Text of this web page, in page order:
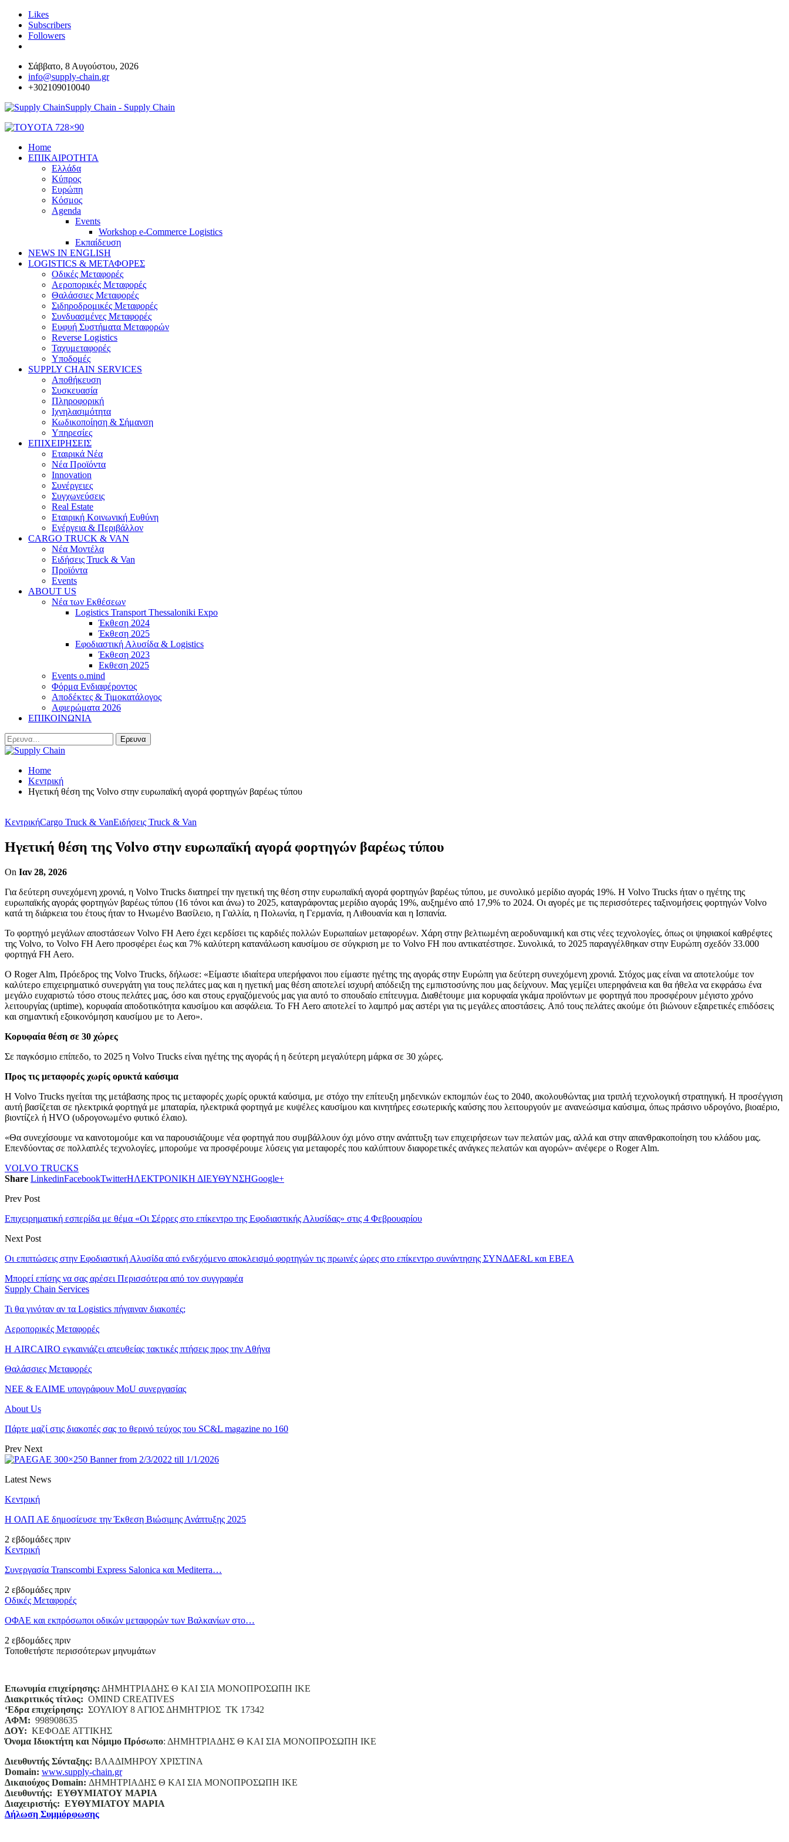
Likes
Subscribers
Followers
Σάββατο, 8 Αυγούστου, 2026
info@supply-chain.gr
+302109010040
Supply Chain - Supply Chain
Home
ΕΠΙΚΑΙΡΟΤΗΤΑ
Ελλάδα
Κύπρος
Ευρώπη
Κόσμος
Agenda
Events
Workshop e-Commerce Logistics
Εκπαίδευση
NEWS IN ENGLISH
LOGISTICS & ΜΕΤΑΦΟΡΕΣ
Οδικές Μεταφορές
Αεροπορικές Μεταφορές
Θαλάσσιες Μεταφορές
Σιδηροδρομικές Μεταφορές
Συνδυασμένες Μεταφορές
Ευφυή Συστήματα Μεταφορών
Reverse Logistics
Ταχυμεταφορές
Υποδομές
SUPPLY CHAIN SERVICES
Αποθήκευση
Συσκευασία
Πληροφορική
Ιχνηλασιμότητα
Κωδικοποίηση & Σήμανση
Υπηρεσίες
ΕΠΙΧΕΙΡΗΣΕΙΣ
Εταιρικά Νέα
Νέα Προϊόντα
Innovation
Συνέργειες
Συγχωνεύσεις
Real Estate
Εταιρική Κοινωνική Ευθύνη
Ενέργεια & Περιβάλλον
CARGO TRUCK & VAN
Νέα Μοντέλα
Ειδήσεις Truck & Van
Προϊόντα
Events
ABOUT US
Νέα των Εκθέσεων
Logistics Transport Thessaloniki Expo
Έκθεση 2024
Έκθεση 2025
Εφοδιαστική Αλυσίδα & Logistics
Έκθεση 2023
Εκθεση 2025
Events o.mind
Φόρμα Ενδιαφέροντος
Αποδέκτες & Τιμοκατάλογος
Αφιερώματα 2026
ΕΠΙΚΟΙΝΩΝΙΑ
Home
Κεντρική
Ηγετική θέση της Volvo στην ευρωπαϊκή αγορά φορτηγών βαρέως τύπου
ΚεντρικήCargo Truck & VanΕιδήσεις Truck & Van
Ηγετική θέση της Volvo στην ευρωπαϊκή αγορά φορτηγών βαρέως τύπου
On Ιαν 28, 2026
Για δεύτερη συνεχόμενη χρονιά, η Volvo Trucks διατηρεί την ηγετική της θέση στην ευρωπαϊκή αγορά φορτηγών βαρέως τύπου, με συνολικό μερίδιο αγοράς 19%. Η Volvo Trucks ήταν ο ηγέτης της
ευρωπαϊκής αγοράς φορτηγών βαρέως τύπου (16 τόνοι και άνω) το 2025, καταγράφοντας μερίδιο αγοράς 19%, αυξημένο από 17,9% το 2024. Οι αγορές με τις περισσότερες ταξινομήσεις φορτηγών Volvo
κατά τη διάρκεια του έτους ήταν το Ηνωμένο Βασίλειο, η Γαλλία, η Πολωνία, η Γερμανία, η Λιθουανία και η Ισπανία.
Το φορτηγό μεγάλων αποστάσεων Volvo FH Aero έχει κερδίσει τις καρδιές πολλών Ευρωπαίων μεταφορέων. Χάρη στην βελτιωμένη αεροδυναμική και στις νέες τεχνολογίες, όπως οι ψηφιακοί καθρέφτες
της Volvo, το Volvo FH Aero προσφέρει έως και 7% καλύτερη κατανάλωση καυσίμου σε σύγκριση με το Volvo FH που αντικατέστησε. Συνολικά, το 2025 παραγγέλθηκαν στην Ευρώπη σχεδόν 33.000
φορτηγά FH Aero.
Ο Roger Alm, Πρόεδρος της Volvo Trucks, δήλωσε: «Είμαστε ιδιαίτερα υπερήφανοι που είμαστε ηγέτης της αγοράς στην Ευρώπη για δεύτερη συνεχόμενη χρονιά. Στόχος μας είναι να αποτελούμε τον
καλύτερο επιχειρηματικό συνεργάτη για τους πελάτες μας και η ηγετική μας θέση αποτελεί ισχυρή απόδειξη της εμπιστοσύνης που μας δείχνουν. Μας γεμίζει υπερηφάνεια και θα ήθελα να εκφράσω ένα
μεγάλο ευχαριστώ τόσο στους πελάτες μας, όσο και στους εργαζόμενούς μας για αυτό το σπουδαίο επίτευγμα. Διαθέτουμε μια κορυφαία γκάμα προϊόντων με φορτηγά που προσφέρουν μέγιστο χρόνο
λειτουργίας (uptime), κορυφαία αποδοτικότητα καυσίμου και ασφάλεια. Το FH Aero αποτελεί το λαμπρό μας αστέρι για τις μεγάλες αποστάσεις. Από τους πελάτες ακούμε ότι βιώνουν εξαιρετικές επιδόσεις
και σημαντική εξοικονόμηση καυσίμου με το Aero».
Κορυφαία θέση σε 30 χώρες
Σε παγκόσμιο επίπεδο, το 2025 η Volvo Trucks είναι ηγέτης της αγοράς ή η δεύτερη μεγαλύτερη μάρκα σε 30 χώρες.
Προς τις μεταφορές χωρίς ορυκτά καύσιμα
Η Volvo Trucks ηγείται της μετάβασης προς τις μεταφορές χωρίς ορυκτά καύσιμα, με στόχο την επίτευξη μηδενικών εκπομπών έως το 2040, ακολουθώντας μια τριπλή τεχνολογική στρατηγική. Η προσέγγιση
αυτή βασίζεται σε ηλεκτρικά φορτηγά με μπαταρία, ηλεκτρικά φορτηγά με κυψέλες καυσίμου και κινητήρες εσωτερικής καύσης που λειτουργούν με ανανεώσιμα καύσιμα, όπως πράσινο υδρογόνο, βιοαέριο,
βιοντίζελ ή HVO (υδρογονωμένο φυτικό έλαιο).
«Θα συνεχίσουμε να καινοτομούμε και να παρουσιάζουμε νέα φορτηγά που συμβάλλουν όχι μόνο στην ανάπτυξη των επιχειρήσεων των πελατών μας, αλλά και στην απανθρακοποίηση του κλάδου μας.
Επενδύοντας σε πολλαπλές τεχνολογίες, μπορούμε να προσφέρουμε λύσεις για μεταφορές που καλύπτουν διαφορετικές ανάγκες πελατών και αγορών» ανέφερε ο Roger Alm.
VOLVO TRUCKS
Share LinkedinFacebookTwitterΗΛΕΚΤΡΟΝΙΚΗ ΔΙΕΥΘΥΝΣΗGoogle+
Prev Post
Επιχειρηματική εσπερίδα με θέμα «Οι Σέρρες στο επίκεντρο της Εφοδιαστικής Αλυσίδας» στις 4 Φεβρουαρίου
Next Post
Οι επιπτώσεις στην Εφοδιαστική Αλυσίδα από ενδεχόμενο αποκλεισμό φορτηγών τις πρωινές ώρες στο επίκεντρο συνάντησης ΣΥΝΔΔΕ&L και ΕΒΕΑ
Μπορεί επίσης να σας αρέσει Περισσότερα από τον συγγραφέα
Supply Chain Services
Τι θα γινόταν αν τα Logistics πήγαιναν διακοπές;
Αεροπορικές Μεταφορές
Η AIRCAIRO εγκαινιάζει απευθείας τακτικές πτήσεις προς την Αθήνα
Θαλάσσιες Μεταφορές
ΝΕΕ & ΕΛΙΜΕ υπογράφουν MoU συνεργασίας
About Us
Πάρτε μαζί στις διακοπές σας το θερινό τεύχος του SC&L magazine no 160
Prev Next
Latest News
Κεντρική
Η ΟΛΠ ΑΕ δημοσίευσε την Έκθεση Βιώσιμης Ανάπτυξης 2025
2 εβδομάδες πριν
Κεντρική
Συνεργασία Transcombi Express Salonica και Mediterra…
2 εβδομάδες πριν
Οδικές Μεταφορές
ΟΦΑΕ και εκπρόσωποι οδικών μεταφορών των Βαλκανίων στο…
2 εβδομάδες πριν
Τοποθετήστε περισσότερων μηνυμάτων
Επωνυμία επιχείρησης: ΔΗΜΗΤΡΙΑΔΗΣ Θ ΚΑΙ ΣΙΑ ΜΟΝΟΠΡΟΣΩΠΗ ΙΚΕ
Διακριτικός τίτλος: ΟΜΙΝD CREATIVES
‘Eδρα επιχείρησης: ΣΟΥΛΙΟΥ 8 ΑΓΙΟΣ ΔΗΜΗΤΡΙΟΣ ΤΚ 17342
ΑΦΜ: 998908635
ΔΟΥ: ΚΕΦΟΔΕ ΑΤΤΙΚΗΣ
Όνομα Ιδιοκτήτη και Νόμιμο Πρόσωπο: ΔΗΜΗΤΡΙΑΔΗΣ Θ ΚΑΙ ΣΙΑ ΜΟΝΟΠΡΟΣΩΠΗ ΙΚΕ
Διευθυντής Σύνταξης: ΒΛΑΔΙΜΗΡΟΥ ΧΡΙΣΤΙΝΑ
Domain: www.supply-chain.gr
Δικαιούχος Domain: ΔΗΜΗΤΡΙΑΔΗΣ Θ ΚΑΙ ΣΙΑ ΜΟΝΟΠΡΟΣΩΠΗ ΙΚΕ
Διευθυντής: ΕΥΘΥΜΙΑΤΟΥ ΜΑΡΙΑ
Διαχειριστής: ΕΥΘΥΜΙΑΤΟΥ ΜΑΡΙΑ
Δήλωση Συμμόρφωσης